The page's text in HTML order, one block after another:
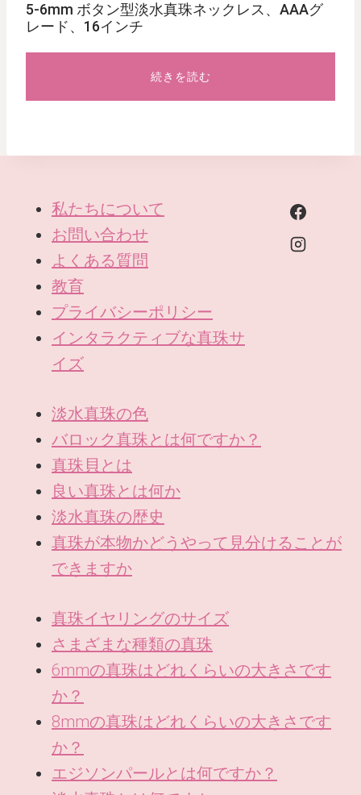
5-6mm ボタン型淡水真珠ネックレス、AAAグ
レード、16インチ
続きを読む
私たちについて
お問い合わせ
よくある質問
教育
プライバシーポリシー
インタラクティブな真珠サ
イズ
淡水真珠の色
バロック真珠とは何ですか？
真珠貝とは
良い真珠とは何か
淡水真珠の歴史
真珠が本物かどうやって見分けることが
できますか
真珠イヤリングのサイズ
さまざまな種類の真珠
6mmの真珠はどれくらいの大きさです
か？
8mmの真珠はどれくらいの大きさです
か？
エジソンパールとは何ですか？